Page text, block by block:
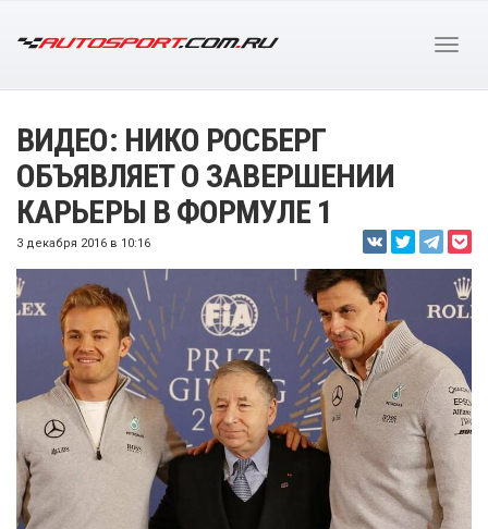
ВИДЕО: НИКО РОСБЕРГ
ОБЪЯВЛЯЕТ О ЗАВЕРШЕНИИ
КАРЬЕРЫ В ФОРМУЛЕ 1
3 декабря 2016 в 10:16